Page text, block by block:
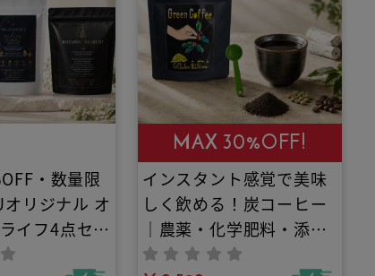
OFF・数量限
リジナル オ
イフ4点セッ
ダー・無添
MAX 30%OFF!
インスタント感覚で美味
しく飲める！炭コーヒー
｜農薬・化学肥料・添加
物不使用！栄養たっぷり